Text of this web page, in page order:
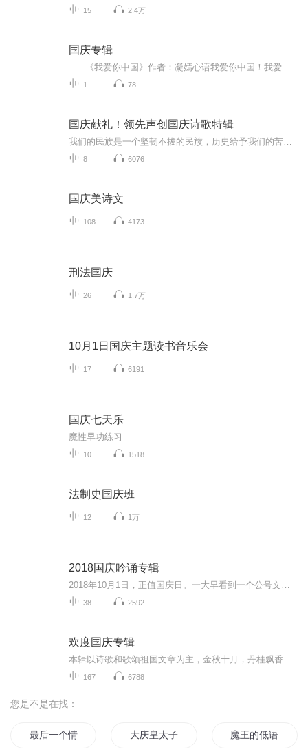
15 2.4万
国庆专辑
1 78
国庆献礼！领先声创国庆诗歌特辑
8 6076
国庆美诗文
108 4173
刑法国庆
26 1.7万
10月1日国庆主题读书音乐会
17 6191
国庆七天乐
魔性早功练习
10 1518
法制史国庆班
12 1万
2018国庆吟诵专辑
38 2592
欢度国庆专辑
167 6788
您是不是在找：
最后一个情人节 大庆皇太子 魔王的低语